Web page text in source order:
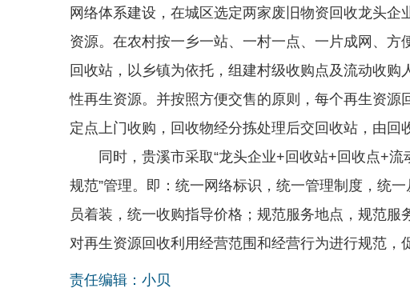
网络体系建设，在城区选定两家废旧物资回收龙头
资源。在农村按一乡一站、一村一点、一片成网、
回收站，以乡镇为依托，组建村级收购点及流动收
性再生资源。并按照方便交售的原则，每个再生资源
定点上门收购，回收物经分拣处理后交回收站，由回
同时，贵溪市采取“龙头企业+回收站+回收点+流
规范”管理。即：统一网络标识，统一管理制度，统
员着装，统一收购指导价格；规范服务地点，规范
对再生资源回收利用经营范围和经营行为进行规范，
责任编辑：小贝